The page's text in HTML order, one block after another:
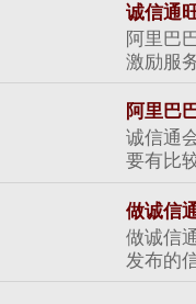
诚信通
阿里巴
激励服
阿里巴
诚信通
要有比
做诚信
做诚信
发布的